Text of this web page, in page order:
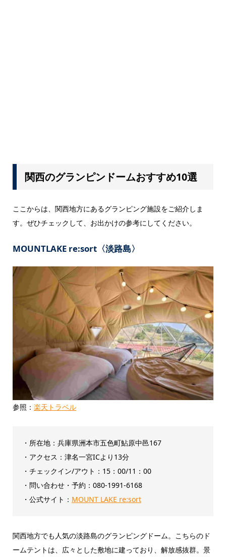
関西のグランピンドームおすすめ10選
ここからは、関西地方にあるグランピング施設をご紹介しま
す。ぜひチェックして、お出かけの参考にしてください。
MOUNTLAKE re:sort〈淡路島〉
参照： 楽天トラベル
・所在地：兵庫県洲本市五色町鮎原中邑167
・アクセス：津名一宮ICより13分
・チェックイン/アウト：‎15：00/11：00
・問い合わせ・予約：080-1991-6168
・公式サイト： MOUNT LAKE re:sort
関西地方でも人気の淡路島のグランピングドーム。こちらのド
ームテントは、広々とした敷地に建っており、解放感抜群。景